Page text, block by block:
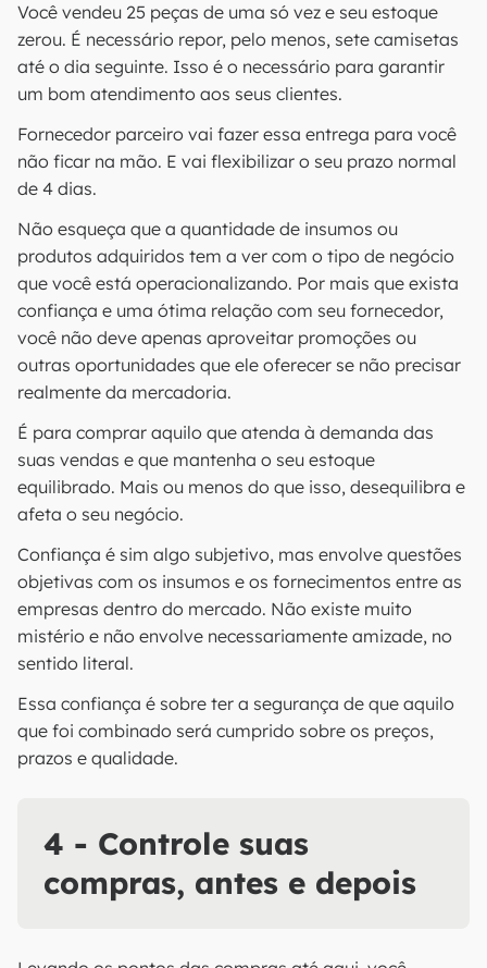
Você vendeu 25 peças de uma só vez e seu estoque
zerou. É necessário repor, pelo menos, sete camisetas
até o dia seguinte. Isso é o necessário para garantir
um bom atendimento aos seus clientes.
Fornecedor parceiro vai fazer essa entrega para você
não ficar na mão. E vai flexibilizar o seu prazo normal
de 4 dias.
Não esqueça que a quantidade de insumos ou
produtos adquiridos tem a ver com o tipo de negócio
que você está operacionalizando. Por mais que exista
confiança e uma ótima relação com seu fornecedor,
você não deve apenas aproveitar promoções ou
outras oportunidades que ele oferecer se não precisar
realmente da mercadoria.
É para comprar aquilo que atenda à demanda das
suas vendas e que mantenha o seu estoque
equilibrado. Mais ou menos do que isso, desequilibra e
afeta o seu negócio.
Confiança é sim algo subjetivo, mas envolve questões
objetivas com os insumos e os fornecimentos entre as
empresas dentro do mercado. Não existe muito
mistério e não envolve necessariamente amizade, no
sentido literal.
Essa confiança é sobre ter a segurança de que aquilo
que foi combinado será cumprido sobre os preços,
prazos e qualidade.
4 - Controle suas
compras, antes e depois